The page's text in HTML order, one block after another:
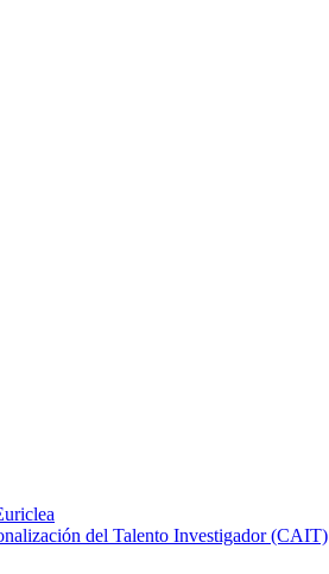
del Talento Investigador (CAIT)